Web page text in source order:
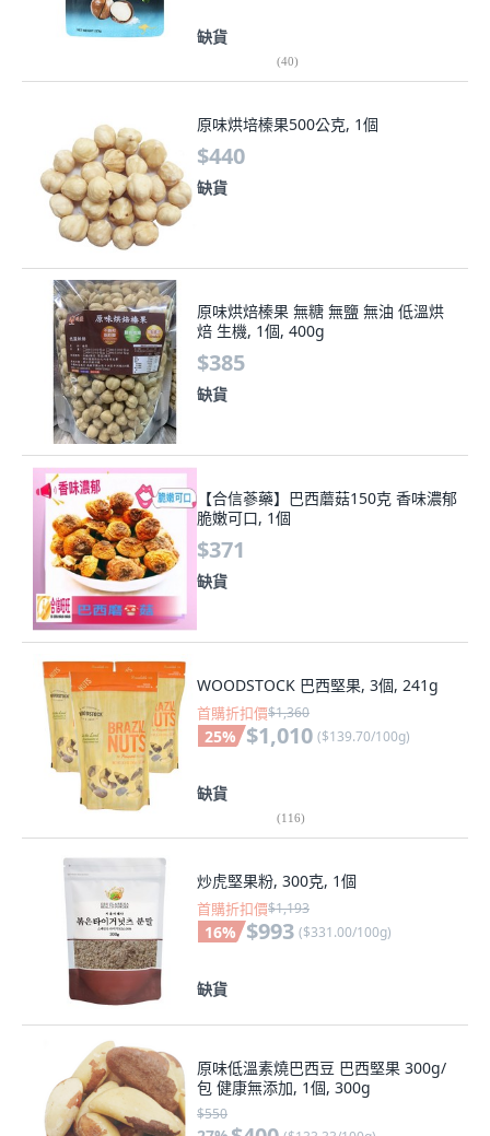
缺貨
(40)
原味烘培榛果500公克, 1個
$440
缺貨
原味烘焙榛果 無糖 無鹽 無油 低溫烘
焙 生機, 1個, 400g
$385
缺貨
【合信蔘藥】巴西蘑菇150克 香味濃郁
脆嫩可口, 1個
$371
缺貨
WOODSTOCK 巴西堅果, 3個, 241g
首購折扣價$1,360
25% $1,010 ($139.70/100g)
缺貨
(116)
炒虎堅果粉, 300克, 1個
首購折扣價$1,193
16% $993 ($331.00/100g)
缺貨
原味低溫素燒巴西豆 巴西堅果 300g/
包 健康無添加, 1個, 300g
$550